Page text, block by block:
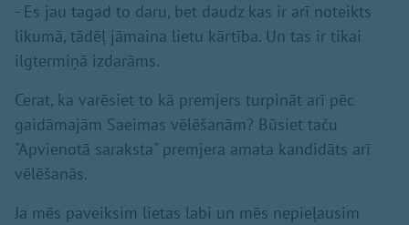
- Es jau tagad to daru, bet daudz kas ir arī noteikts
likumā, tādēļ jāmaina lietu kārtība. Un tas ir tikai
ilgtermiņā izdarāms.
Cerat, ka varēsiet to kā premjers turpināt arī pēc
gaidāmajām Saeimas vēlēšanām? Būsiet taču
"Apvienotā saraksta" premjera amata kandidāts arī
vēlēšanās.
Ja mēs paveiksim lietas labi un mēs nepieļausim